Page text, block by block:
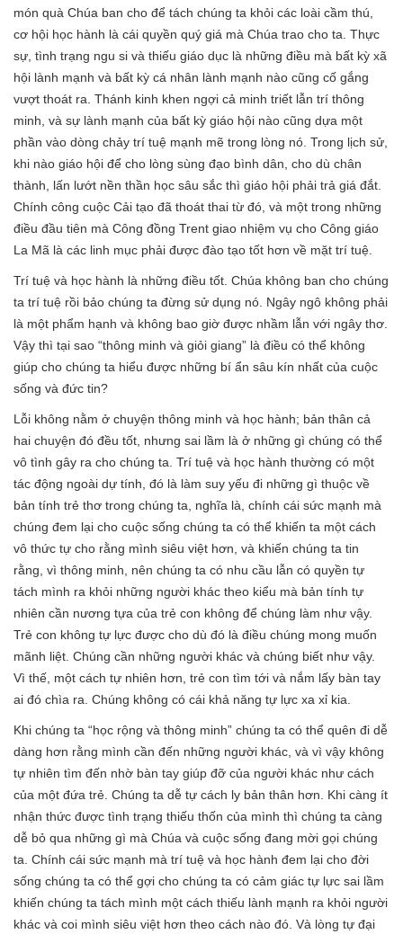
món quà Chúa ban cho để tách chúng ta khỏi các loài cầm thú,
cơ hội học hành là cái quyền quý giá mà Chúa trao cho ta. Thực
sự, tình trạng ngu si và thiếu giáo dục là những điều mà bất kỳ xã
hội lành mạnh và bất kỳ cá nhân lành mạnh nào cũng cố gắng
vượt thoát ra. Thánh kinh khen ngợi cả minh triết lẫn trí thông
minh, và sự lành mạnh của bất kỳ giáo hội nào cũng dựa một
phần vào dòng chảy trí tuệ mạnh mẽ trong lòng nó. Trong lịch sử,
khi nào giáo hội để cho lòng sùng đạo bình dân, cho dù chân
thành, lấn lướt nền thần học sâu sắc thì giáo hội phải trả giá đắt.
Chính công cuộc Cải tạo đã thoát thai từ đó, và một trong những
điều đầu tiên mà Công đồng Trent giao nhiệm vụ cho Công giáo
La Mã là các linh mục phải được đào tạo tốt hơn về mặt trí tuệ.
Trí tuệ và học hành là những điều tốt. Chúa không ban cho chúng
ta trí tuệ rồi bảo chúng ta đừng sử dụng nó. Ngây ngô không phải
là một phẩm hạnh và không bao giờ được nhầm lẫn với ngây thơ.
Vậy thì tại sao “thông minh và giỏi giang” là điều có thể không
giúp cho chúng ta hiểu được những bí ẩn sâu kín nhất của cuộc
sống và đức tin?
Lỗi không nằm ở chuyện thông minh và học hành; bản thân cả
hai chuyện đó đều tốt, nhưng sai lầm là ở những gì chúng có thể
vô tình gây ra cho chúng ta. Trí tuệ và học hành thường có một
tác động ngoài dự tính, đó là làm suy yếu đi những gì thuộc về
bản tính trẻ thơ trong chúng ta, nghĩa là, chính cái sức mạnh mà
chúng đem lại cho cuộc sống chúng ta có thể khiến ta một cách
vô thức tự cho rằng mình siêu việt hơn, và khiến chúng ta tin
rằng, vì thông minh, nên chúng ta có nhu cầu lẫn có quyền tự
tách mình ra khỏi những người khác theo kiểu mà bản tính tự
nhiên cần nương tựa của trẻ con không để chúng làm như vậy.
Trẻ con không tự lực được cho dù đó là điều chúng mong muốn
mãnh liệt. Chúng cần những người khác và chúng biết như vậy.
Vì thế, một cách tự nhiên hơn, trẻ con tìm tới và nắm lấy bàn tay
ai đó chìa ra. Chúng không có cái khả năng tự lực xa xỉ kia.
Khi chúng ta “học rộng và thông minh” chúng ta có thể quên đi dễ
dàng hơn rằng mình cần đến những người khác, và vì vậy không
tự nhiên tìm đến nhờ bàn tay giúp đỡ của người khác như cách
của một đứa trẻ. Chúng ta dễ tự cách ly bản thân hơn. Khi càng ít
nhận thức được tình trạng thiếu thốn của mình thì chúng ta càng
dễ bỏ qua những gì mà Chúa và cuộc sống đang mời gọi chúng
ta. Chính cái sức mạnh mà trí tuệ và học hành đem lại cho đời
sống chúng ta có thể gợi cho chúng ta có cảm giác tự lực sai lầm
khiến chúng ta tách mình một cách thiếu lành mạnh ra khỏi người
khác và coi mình siêu việt hơn theo cách nào đó. Và lòng tự đại